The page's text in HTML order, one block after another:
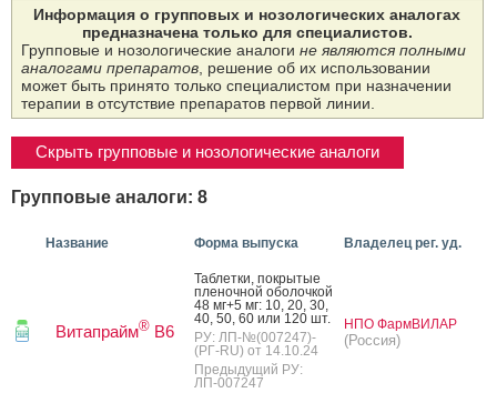
Информация о групповых и нозологических аналогах
предназначена только для специалистов.
Групповые и нозологические аналоги не являются полными
аналогами препаратов , решение об их использовании
может быть принято только специалистом при назначении
терапии в отсутствие препаратов первой линии.
Скрыть групповые и нозологические аналоги
Групповые аналоги: 8
Название Форма выпуска Владелец рег. уд.
Витапрайм®B6
Таб­летки, пок­ры­тые
пле­ноч­ной обо­лоч­кой
48 мг+5 мг: 10, 20, 30,
40, 50, 60 или 120 шт.
РУ: ЛП-№(007247)-
(РГ-RU) от 14.10.24
Предыдущий РУ:
ЛП-007247
НПО ФармВИЛАР
(Россия)